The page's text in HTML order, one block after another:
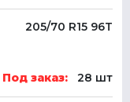
205/70 R15 96T
Под заказ: 28 шт